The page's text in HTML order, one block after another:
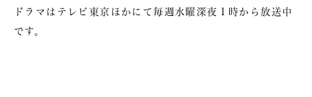
ドラマはテレビ東京ほかにて毎週水曜深夜１時から放送中
です。